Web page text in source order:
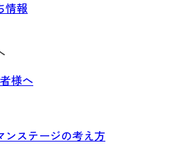
情報
様へ
ンステージの考え方